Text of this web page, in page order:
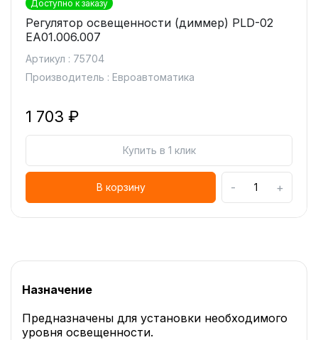
Доступно к заказу
Регулятор освещенности (диммер) PLD-02
ЕА01.006.007
Артикул : 75704
Производитель : Евроавтоматика
1 703 ₽
Купить в 1 клик
В корзину - +
Назначение
Предназначены для установки необходимого
уровня освещенности.